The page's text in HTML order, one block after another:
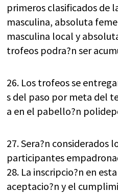
primeros clasificados de
masculina, absoluta
masculina local y
trofeos podra?n ser
26. Los trofeos se
s del paso por meta del
a en el pabello?n
27. Sera?n considerados
participantes
28. La inscripcio?n en
aceptacio?n y el